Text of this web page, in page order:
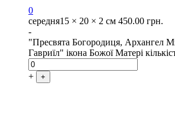
0
середня15 × 20 × 2 см 450.00 грн.
-
"Пресвята Богородиця, Архангел
Гавриїл" ікона Божої Матері
+ +